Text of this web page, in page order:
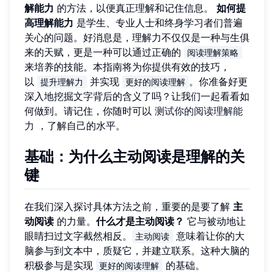
解能力 的方法，以便真正理解和记住信息。 如何提
高理解能力 是学生、专业人士和终身学习者们普遍
关心的问题。好消息是，理解力不仅仅是一种与生俱
来的天赋，更是一种可以通过正确的
阅读理解策略
来培养的技能。本指南将为你提供有效的技巧，
以
提升理解力 并实现 更好的阅读理解 。你准备好更
深入地挖掘文字背后的含义了吗？让我们一起看看如
何做到。请记住，你随时可以 测试你的阅读理解能
力 ，了解自己的水平。
基础：为什么主动阅读是理解的关
键
在我们深入探讨具体方法之前，重要的是要了解 主
动阅读 的力量。 什么才是主动阅读？ 它与被动地让
眼睛扫过文字截然相反。
主动阅读
意味着让你的大
脑参与到文本中，质疑它，并建立联系。这种大脑的
积极参与是实现
更好的阅读理解 的基础。